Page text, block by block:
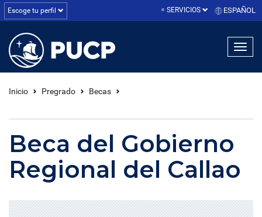
Escoge tu perfil SERVICIOS ESPAÑOL
Inicio Pregrado Becas
Beca del Gobierno
Regional del Callao